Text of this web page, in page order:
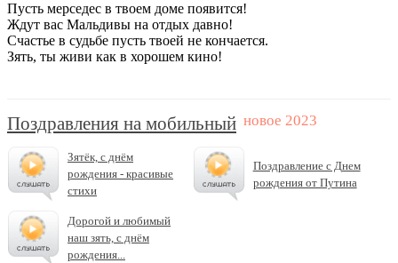
Пусть мерседес в твоем доме появится!
Ждут вас Мальдивы на отдых давно!
Счастье в судьбе пусть твоей не кончается.
Зять, ты живи как в хорошем кино!
Поздравления на мобильный
Зятёк, с днём
рождения - красивые
стихи
Поздравление с Днем
рождения от Путина
Дорогой и любимый
наш зять, с днём
рождения...